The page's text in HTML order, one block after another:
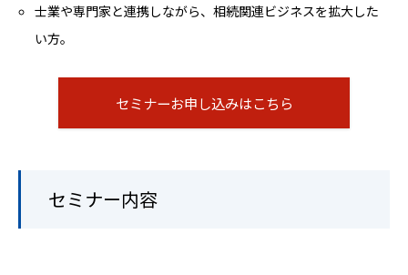
士業や専門家と連携しながら、相続関連ビジネスを拡大した
い方。
セミナーお申し込みはこちら
セミナー内容